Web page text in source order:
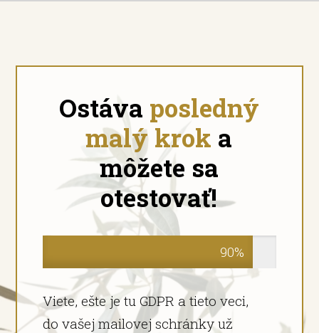
Ostáva posledný
malý krok a
môžete sa
otestovať!
90%
Viete, ešte je tu GDPR a tieto veci,
do vašej mailovej schránky už